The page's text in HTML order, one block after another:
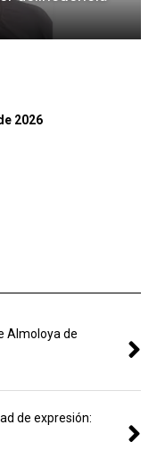
2026
Almoloya de
de expresión: